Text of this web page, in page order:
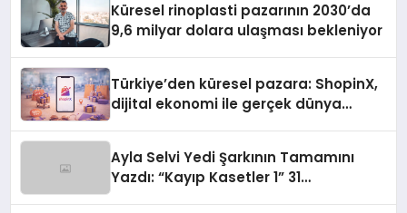
Küresel rinoplasti pazarının 2030’da
9,6 milyar dolara ulaşması bekleniyor
Türkiye’den küresel pazara: ShopinX,
dijital ekonomi ile gerçek dünya
Ayla Selvi Yedi Şarkının Tamamını
Yazdı: “Kayıp Kasetler 1” 31